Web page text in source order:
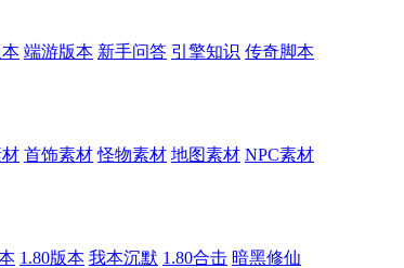
端游版本 新手问答 引擎知识 传奇脚本
首饰素材 怪物素材 地图素材 NPC素材
1.80版本 我本沉默 1.80合击 暗黑修仙